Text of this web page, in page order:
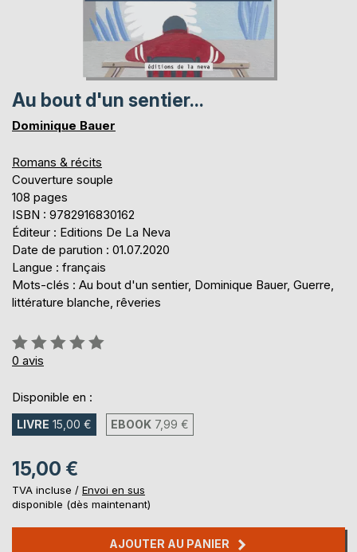
Au bout d'un sentier...
Dominique Bauer
Romans & récits
Couverture souple
108 pages
ISBN : 9782916830162
Éditeur : Editions De La Neva
Date de parution : 01.07.2020
Langue : français
Mots-clés : Au bout d'un sentier, Dominique Bauer, Guerre,
littérature blanche, rêveries
Évaluation:
0%
0 avis
Disponible en :
LIVRE 15,00 € EBOOK 7,99 €
15,00 €
TVA incluse / Envoi en sus
disponible (dès maintenant)
AJOUTER AU PANIER